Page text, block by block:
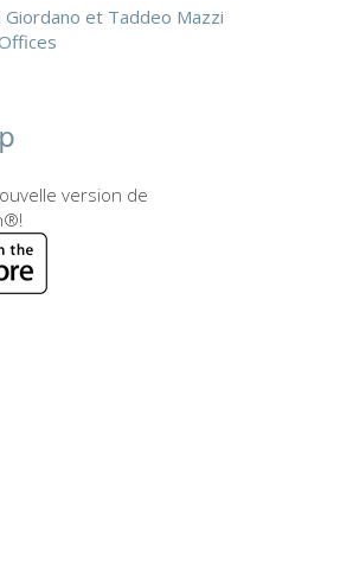
Giordano et Taddeo Mazzi
version de